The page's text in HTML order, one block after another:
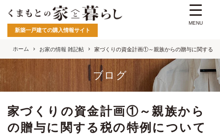
新築一戸建ての購入情報サイト
ホーム お家の情報 雑記帖 家づくりの資金計画①～親族からの贈与に関する税
ブログ
家づくりの資金計画①～親族から
の贈与に関する税の特例について
MENU